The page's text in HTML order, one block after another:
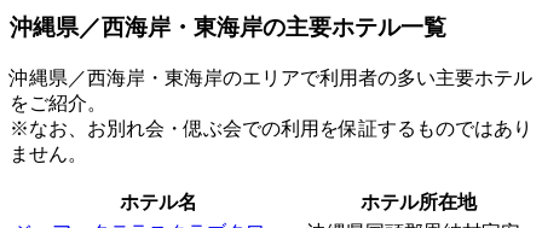
沖縄県／西海岸・東海岸の主要ホテル一覧
沖縄県／西海岸・東海岸のエリアで利用者の多い主要ホテル
をご紹介。
※なお、お別れ会・偲ぶ会での利用を保証するものではあり
ません。
ホテル名
ホテル所在地